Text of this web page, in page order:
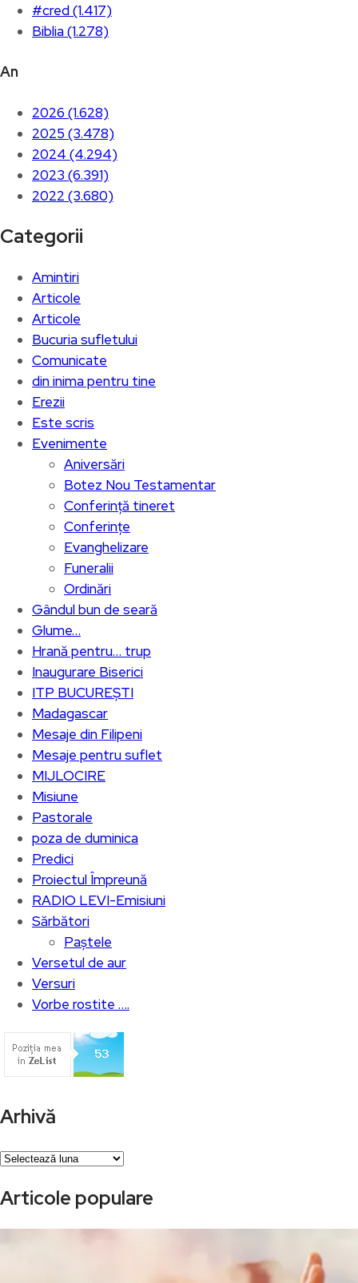
#cred (1.417)
Biblia (1.278)
An
2026 (1.628)
2025 (3.478)
2024 (4.294)
2023 (6.391)
2022 (3.680)
Categorii
Amintiri
Articole
Articole
Bucuria sufletului
Comunicate
din inima pentru tine
Erezii
Este scris
Evenimente
Aniversări
Botez Nou Testamentar
Conferință tineret
Conferințe
Evanghelizare
Funeralii
Ordinări
Gândul bun de seară
Glume…
Hrană pentru… trup
Inaugurare Biserici
ITP BUCUREȘTI
Madagascar
Mesaje din Filipeni
Mesaje pentru suflet
MIJLOCIRE
Misiune
Pastorale
poza de duminica
Predici
Proiectul Împreună
RADIO LEVI-Emisiuni
Sărbători
Paștele
Versetul de aur
Versuri
Vorbe rostite ….
Arhivă
Arhivă
Articole populare